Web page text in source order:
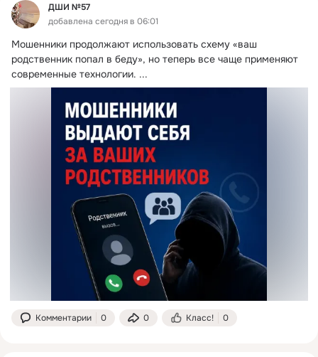
ДШИ №57
добавлена сегодня в 06:01
Мошенники продолжают использовать схему «ваш
родственник попал в беду», но теперь все чаще применяют
современные технологии. ...
Комментарии 0 0 Класс! 0